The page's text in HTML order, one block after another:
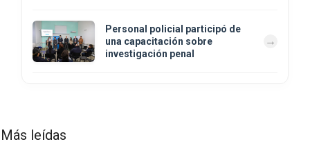
Personal policial participó de
una capacitación sobre
investigación penal
Más leídas